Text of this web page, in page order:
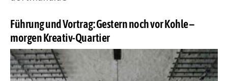
Führung und Vortrag: Gestern noch vor Kohle –
morgen Kreativ-Quartier